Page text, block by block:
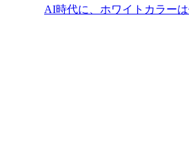
AI時代に、ホワイトカラー